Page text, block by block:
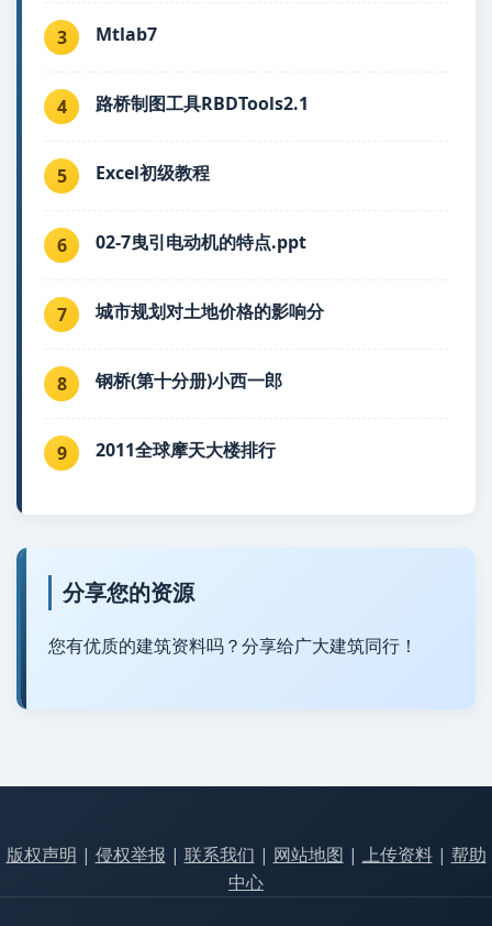
3 Mtlab7
4 路桥制图工具RBDTools2.1
5 Excel初级教程
6 02-7曳引电动机的特点.ppt
7 城市规划对土地价格的影响分
8 钢桥(第十分册)小西一郎
9 2011全球摩天大楼排行
分享您的资源
您有优质的建筑资料吗？分享给广大建筑同行！
版权声明 | 侵权举报 | 联系我们 | 网站地图 | 上传资料| 帮助
中心